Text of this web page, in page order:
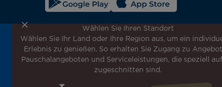
Melden Sie sich für unseren Newsletter an, um die
neuesten Nachrichten zu erhalten!
Erhalten Sie unsere verschiedenen Sonderangebote und
Aktionen vor allen anderen, entdecken Sie unsere
Wählen Sie Ihren Standort
Wählen Sie Ihr Land oder Ihre Region aus, um ein
Erlebnis zu genießen. So erhalten Sie Zugang zu
Pauschalangeboten und Serviceleistungen, die speziell
zugeschnitten sind.